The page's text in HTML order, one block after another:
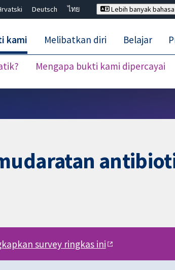
Deutsch
ไทย
Lebih banyak bahasa
kami
Mengapa bukti kami dipercayai
Melibatkan diri Belajar
survey ringkas ini